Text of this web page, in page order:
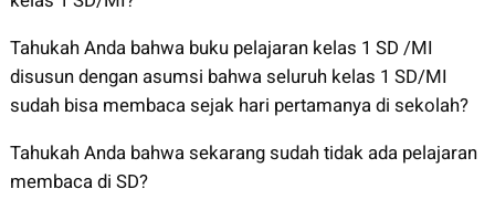
Tahukah Anda bahwa buku pelajaran kelas 1 SD /MI
disusun dengan asumsi bahwa seluruh kelas 1 SD/MI
sudah bisa membaca sejak hari pertamanya di sekolah?
Tahukah Anda bahwa sekarang sudah tidak ada pelajaran
membaca di SD?